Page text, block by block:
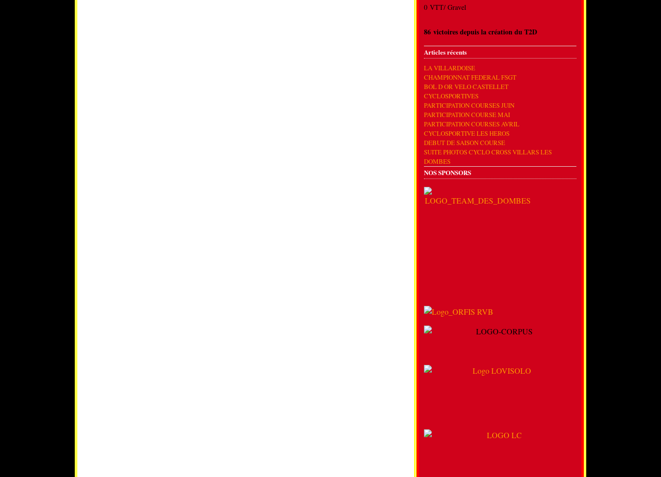
0 VTT/ Gravel
86 victoires depuis la création du T2D
Articles récents
LA VILLARDOISE
CHAMPIONNAT FEDERAL FSGT
BOL D OR VELO CASTELLET
CYCLOSPORTIVES
PARTICIPATION COURSES JUIN
PARTICIPATION COURSE MAI
PARTICIPATION COURSES AVRIL
CYCLOSPORTIVE LES HEROS
DEBUT DE SAISON COURSE
SUITE PHOTOS CYCLO CROSS VILLARS LES
DOMBES
NOS SPONSORS